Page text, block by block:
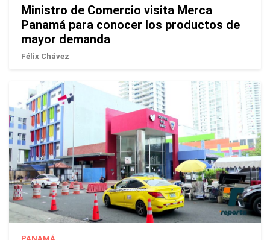
Ministro de Comercio visita Merca
Panamá para conocer los productos de
mayor demanda
Félix Chávez